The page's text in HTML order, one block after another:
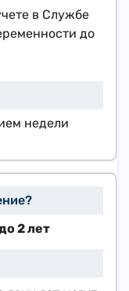
в Службе
до
недели
2 лет